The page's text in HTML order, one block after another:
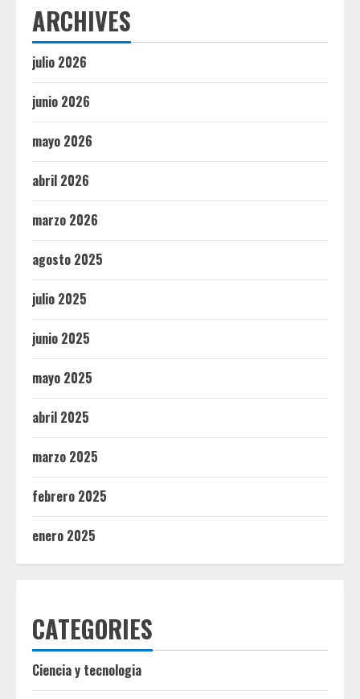
ARCHIVES
julio 2026
junio 2026
mayo 2026
abril 2026
marzo 2026
agosto 2025
julio 2025
junio 2025
mayo 2025
abril 2025
marzo 2025
febrero 2025
enero 2025
CATEGORIES
Ciencia y tecnologia